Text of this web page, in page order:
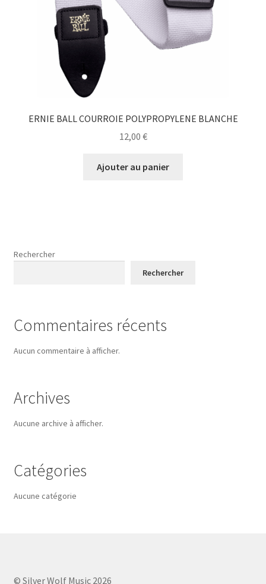
ERNIE BALL COURROIE POLYPROPYLENE BLANCHE
12,00 €
Ajouter au panier
Rechercher
Rechercher
Commentaires récents
Aucun commentaire à afficher.
Archives
Aucune archive à afficher.
Catégories
Aucune catégorie
© Silver Wolf Music 2026